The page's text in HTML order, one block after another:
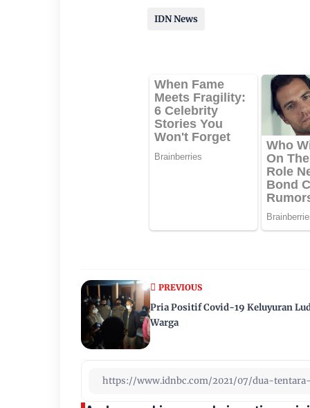
IDN News
PREVIOUS
Pria Positif Covid-19 Keluyuran
Warga